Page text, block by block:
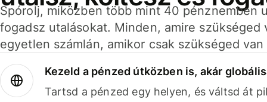
Spórolj, miközben több mint 40 pénznemben
fogadsz utalásokat. Minden, amire szükséged
egyetlen számlán, amikor csak szükséged van
Kezeld a pénzed útközben is, akár
Tartsd a pénzed egy helyen, és váltsd át